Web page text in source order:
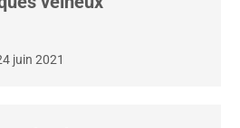
juin 2021